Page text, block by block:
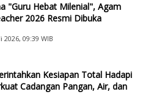
"Guru Hebat Milenial", Agam
2026 Resmi Dibuka
2026, 09:39 WIB
Kesiapan Total Hadapi
Cadangan Pangan, Air, dan